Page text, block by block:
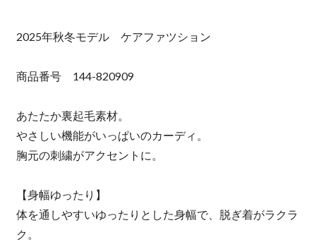
2025年秋冬モデル ケアファツション
商品番号 144-820909
あたたか裏起毛素材。
やさしい機能がいっぱいのカーディ。
胸元の刺繍がアクセントに。
【身幅ゆったり】
体を通しやすいゆったりとした身幅で、脱ぎ着がラクラ
ク。